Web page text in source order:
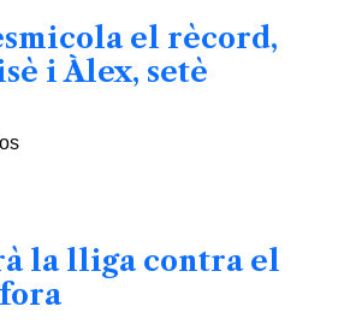
el rècord,
i Àlex, setè
la lliga contra el